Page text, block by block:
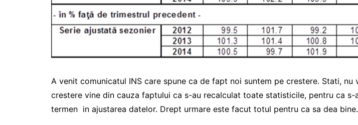
A venit comunicatul INS care spune ca de fapt noi suntem pe crestere. Stati, nu
crestere vine din cauza faptului ca s-au recalculat toate statisticile, pentru ca s-
termen in ajustarea datelor. Drept urmare este facut totul pentru ca sa dea bine.